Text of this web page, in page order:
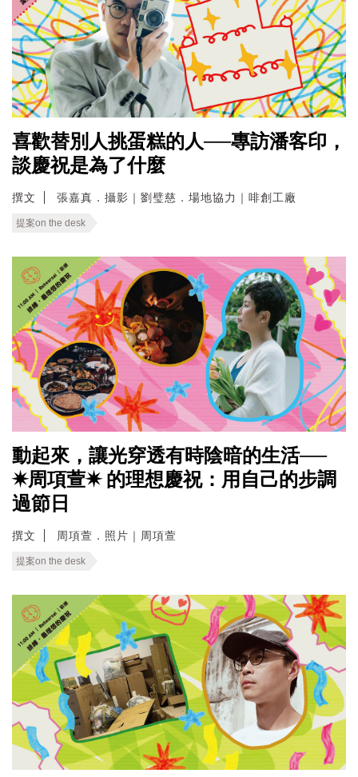
喜歡替別人挑蛋糕的人──專訪潘客印，
談慶祝是為了什麼
撰文 張嘉真．攝影｜劉璧慈．場地協力｜啡創工廠
提案on the desk
動起來，讓光穿透有時陰暗的生活──
✷周項萱✷ 的理想慶祝：用自己的步調
過節日
撰文 周項萱．照片｜周項萱
提案on the desk